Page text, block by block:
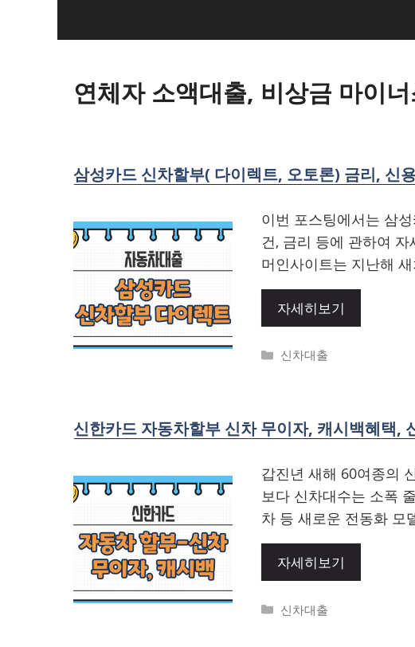
연체자 소액대출, 비상금 마이
삼성카드 신차할부( 다이렉트, 오토론) 금리, 신
이번 포스팅에서는 삼
건, 금리 등에 관하여
머인사이트는 지난해
자세히보기
Categories
신차대출
신한카드 자동차할부 신차 무이자, 캐시백혜택,
갑진년 새해 60여종의
보다 신차대수는 소폭
차 등 새로운 전동화 모
자세히보기
Categories
신차대출